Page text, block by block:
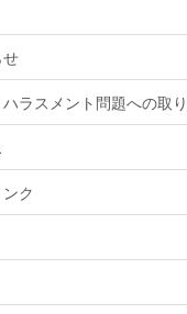
ラスメント問題への取
ク